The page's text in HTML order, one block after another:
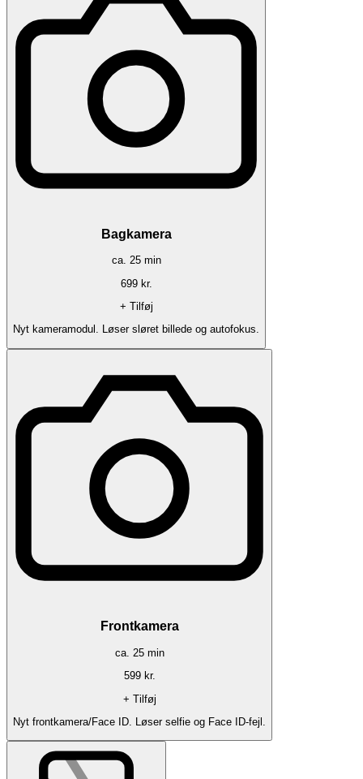
Bagkamera
ca. 25min
699kr.
+ Tilføj
Nyt kameramodul. Løser sløret billede og autofokus.
Frontkamera
ca. 25min
599kr.
+ Tilføj
Nyt frontkamera/Face ID. Løser selfie og Face ID-fejl.